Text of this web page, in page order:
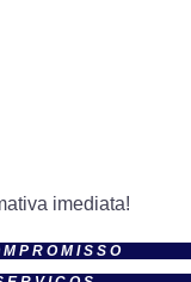
imediata!